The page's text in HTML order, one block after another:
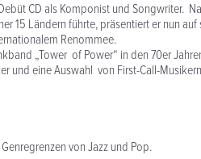
CD als Komponist und Songwriter.
15 Ländern führte, präsentiert er nun
Renommee.
„Tower of Power“ in den 70er
und eine Auswahl von First-Call-
von Jazz und Pop.